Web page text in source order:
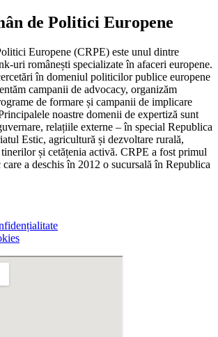
de Politici Europene
Europene (CRPE) este unul dintre
uri românești specializate în afaceri europene.
în domeniul politicilor publice europene
campanii de advocacy, organizăm
de formare și campanii de implicare
noastre domenii de expertiză sunt
relațiile externe – în special Republica
Estic, agricultură și dezvoltare rurală,
și cetățenia activă. CRPE a fost primul
a deschis în 2012 o sucursală în Republica